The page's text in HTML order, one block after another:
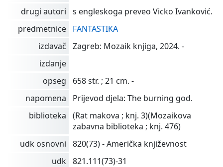
drugi autori
s engleskoga preveo Vicko Ivanković.
predmetnice
FANTASTIKA
izdavač
Zagreb: Mozaik knjiga, 2024. -
izdanje
opseg
658 str. ; 21 cm. -
napomena
Prijevod djela: The burning god.
biblioteka
(Rat makova ; knj. 3)(Mozaikova
zabavna biblioteka ; knj. 476)
udk osnovni
820(73) - Američka književnost
udk 821.111(73)-31